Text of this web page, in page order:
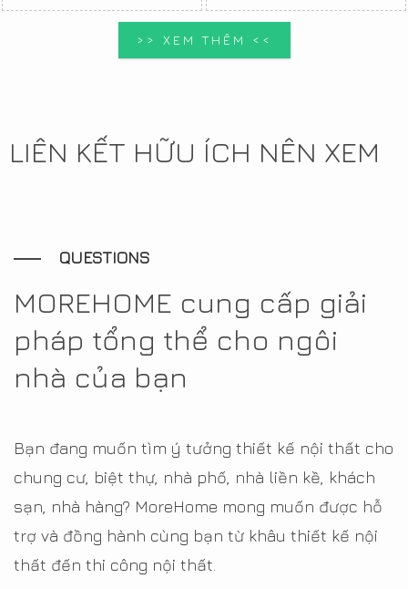
>> XEM THÊM <<
LIÊN KẾT HỮU ÍCH NÊN XEM
QUESTIONS
MOREHOME cung cấp giải
pháp tổng thể cho ngôi
nhà của bạn
Bạn đang muốn tìm ý tưởng thiết kế nội thất cho
chung cư, biệt thự, nhà phố, nhà liền kề, khách
sạn, nhà hàng? MoreHome mong muốn được hỗ
trợ và đồng hành cùng bạn từ khâu thiết kế nội
thất đến thi công nội thất.